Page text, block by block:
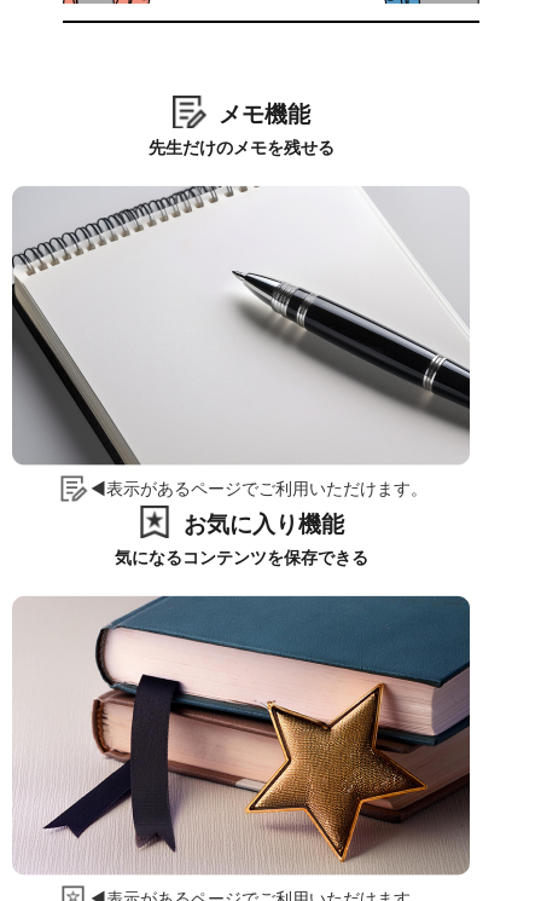
メモ機能
先生だけのメモを残せる
◀表示があるページでご利用いただけます。
お気に入り機能
気になるコンテンツを保存できる